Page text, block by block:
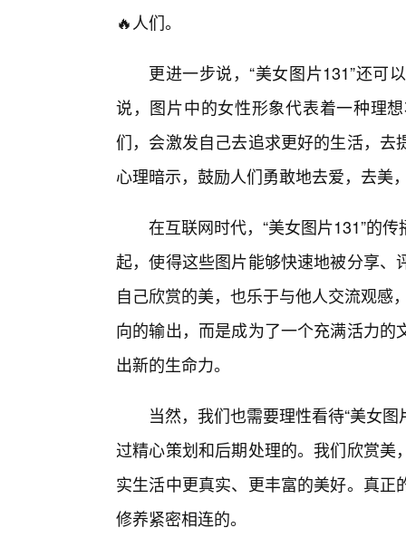
🔥人们。
更进一步说，“美女图片131”还可
说，图片中的女性形象代表着一种理
们，会激发自己去追求更好的生活，
心理暗示，鼓励人们勇敢地去爱，去美
在互联网时代，“美女图片131”的
起，使得这些图片能够快速地被分享
自己欣赏的美，也乐于与他人交流观感
向的输出，而是成为了一个充满活力
出新的生命力。
当然，我们也需要理性看待“美女
过精心策划和后期处理的。我们欣赏
实生活中更真实、更丰富的美好。真
修养紧密相连的。